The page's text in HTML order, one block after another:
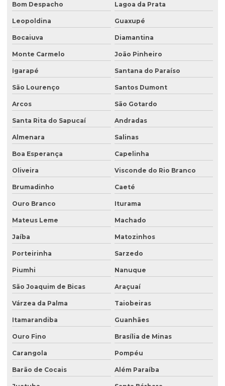
Estudo de passivo ambiental
Exploração de águas subterrâneas
Gerenciamento de efluentes
Instalação de tanques de combustíveis subterrâneos
Investigação ambiental
Investigação ambiental confirmatória
Investigação ambiental detalhada
Investigação ambiental preliminar
Investigação confirmatória
Investigação confirmatória de passivo ambiental
Investigação detalhada de passivo ambiental
Laboratório de análise de água
Laboratório de análise de efluentes
Laudo hidrogeológico
Laudo de passivo ambiental
Licenciamento ambiental de aterro sanitário
Licenciamento ambiental para atividades agropecuárias
Licenciamento ambiental de atividades rurais
Licenciamento ambiental de barragens
Bom Despacho Lagoa da Prata
Leopoldina Guaxupé
Bocaiuva Diamantina
Monte Carmelo João Pinheiro
Igarapé Santana do Paraíso
São Lourenço Santos Dumont
Arcos São Gotardo
Santa Rita do Sapucaí Andradas
Almenara Salinas
Boa Esperança Capelinha
Oliveira Visconde do Rio Branco
Brumadinho Caeté
Ouro Branco Iturama
Mateus Leme Machado
Jaíba Matozinhos
Porteirinha Sarzedo
Piumhi Nanuque
São Joaquim de Bicas Araçuaí
Várzea da Palma Taiobeiras
Itamarandiba Guanhães
Ouro Fino Brasília de Minas
Carangola Pompéu
Barão de Cocais Além Paraíba